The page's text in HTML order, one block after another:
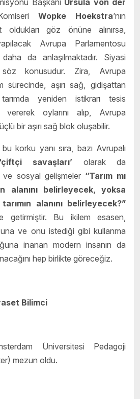
Başkanı Ursula von der
Wopke Hoekstra’nın
oldukları göz önüne alınırsa,
Avrupa Parlamentosu
da anlaşılmaktadır. Siyasi
konusudur. Zira, Avrupa
sürecinde, aşırı sağ, gidişattan
yeniden istikrarı tesis
oylarını alıp, Avrupa
bir aşırı sağ blok oluşabilir.
korku yanı sıra, bazı Avrupalı
‘çiftçi savaşları’ olarak da
ve sosyal gelişmeler “Tarım mı
alanını belirleyecek, yoksa
alanını belirleyecek?”
getirmiştir. Bu ikilem esasen,
ve onu istediği gibi kullanma
inanan modern insanın da
hep birlikte göreceğiz.
Bilimci
Üniversitesi Pedagoji
mezun oldu.